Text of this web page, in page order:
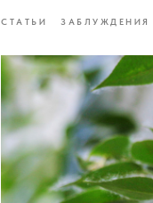
СТАТЬИ ЗАБЛУЖДЕНИЯ